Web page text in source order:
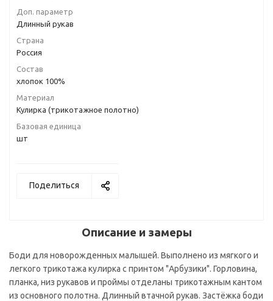
Доп. параметр
Длинный рукав
Страна
Россия
Состав
хлопок 100%
Материал
Кулирка (трикотажное полотно)
Базовая единица
шт
Поделиться
Описание и замеры
Боди для новорожденных малышей. Выполнено из мягкого и
легкого трикотажа кулирка с принтом "Арбузики". Горловина,
планка, низ рукавов и проймы отделаны трикотажным кантом
из основного полотна. Длинный втачной рукав. Застёжка боди